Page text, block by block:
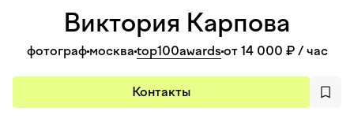
Виктория Карпова
фотографмоскваtop100awardsот 14 000 ₽/ час
Контакты